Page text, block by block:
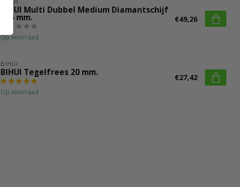
BIHUI Multi Dubbel Medium Diamantschijf
125 mm.
Op voorraad
€49,26
BIHUI
BIHUI Tegelfrees 20 mm.
Op voorraad
€27,42